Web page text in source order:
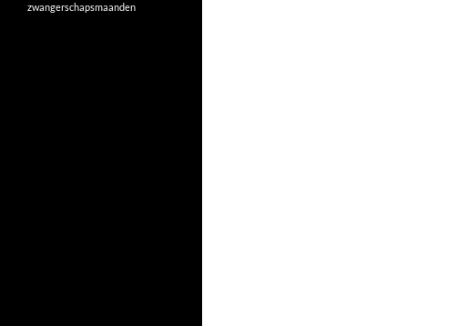
zwangerschapsmaanden